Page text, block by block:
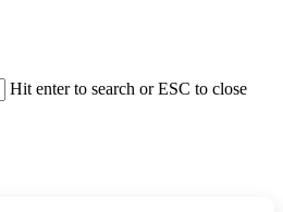
Hit enter to search or ESC to close